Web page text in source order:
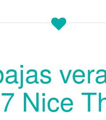
Nice